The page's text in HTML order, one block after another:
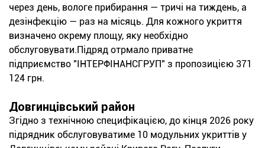
через день, вологе прибирання — тричі на тиждень, а
дезінфекцію — раз на місяць. Для кожного укриття
визначено окрему площу, яку необхідно
обслуговувати.Підряд отрмало приватне
підприємство "ІНТЕРФІНАНСГРУП" з пропозицією 371
124 грн.
Довгинцівський район
Згідно з технічною специфікацією, до кінця 2026 року
підрядник обслуговуватиме 10 модульних укриттів у